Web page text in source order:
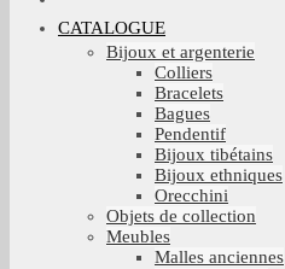
CATALOGUE
Bijoux et argenterie
Colliers
Bracelets
Bagues
Pendentif
Bijoux tibétains
Bijoux ethniques
Orecchini
Objets de collection
Meubles
Malles anciennes